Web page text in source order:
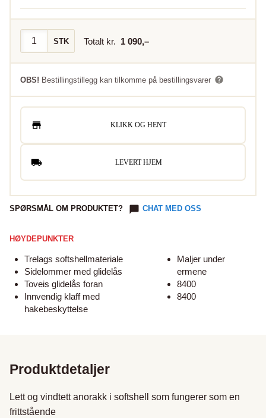
STK Totalt kr. 1 090,–
OBS! Bestillingstillegg kan tilkomme på bestillingsvarer
KLIKK OG HENT
LEVERT HJEM
SPØRSMÅL OM PRODUKTET? CHAT MED OSS
HØYDEPUNKTER
Trelags softshellmateriale
Sidelommer med glidelås
Toveis glidelås foran
Innvendig klaff med
hakebeskyttelse
Maljer under
ermene
8400
8400
Produktdetaljer
Lett og vindtett anorakk i softshell som fungerer som en
frittstående